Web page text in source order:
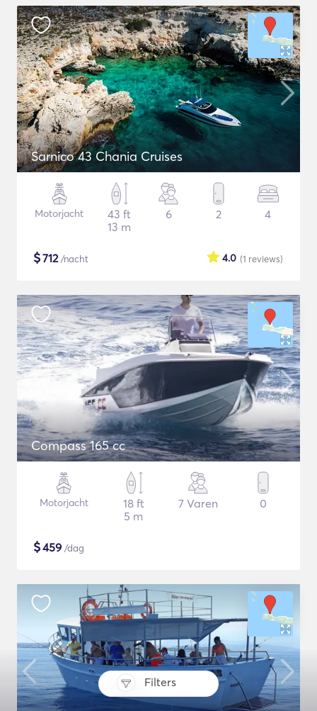
Filters
Sarnico 43 Chania Cruises
Motorjacht
43 ft
13 m
6 2 4
$712/nacht (1 reviews)
4.0
Compass 165 cc
Motorjacht
18 ft
5 m
7 Varen 0
$459 /dag